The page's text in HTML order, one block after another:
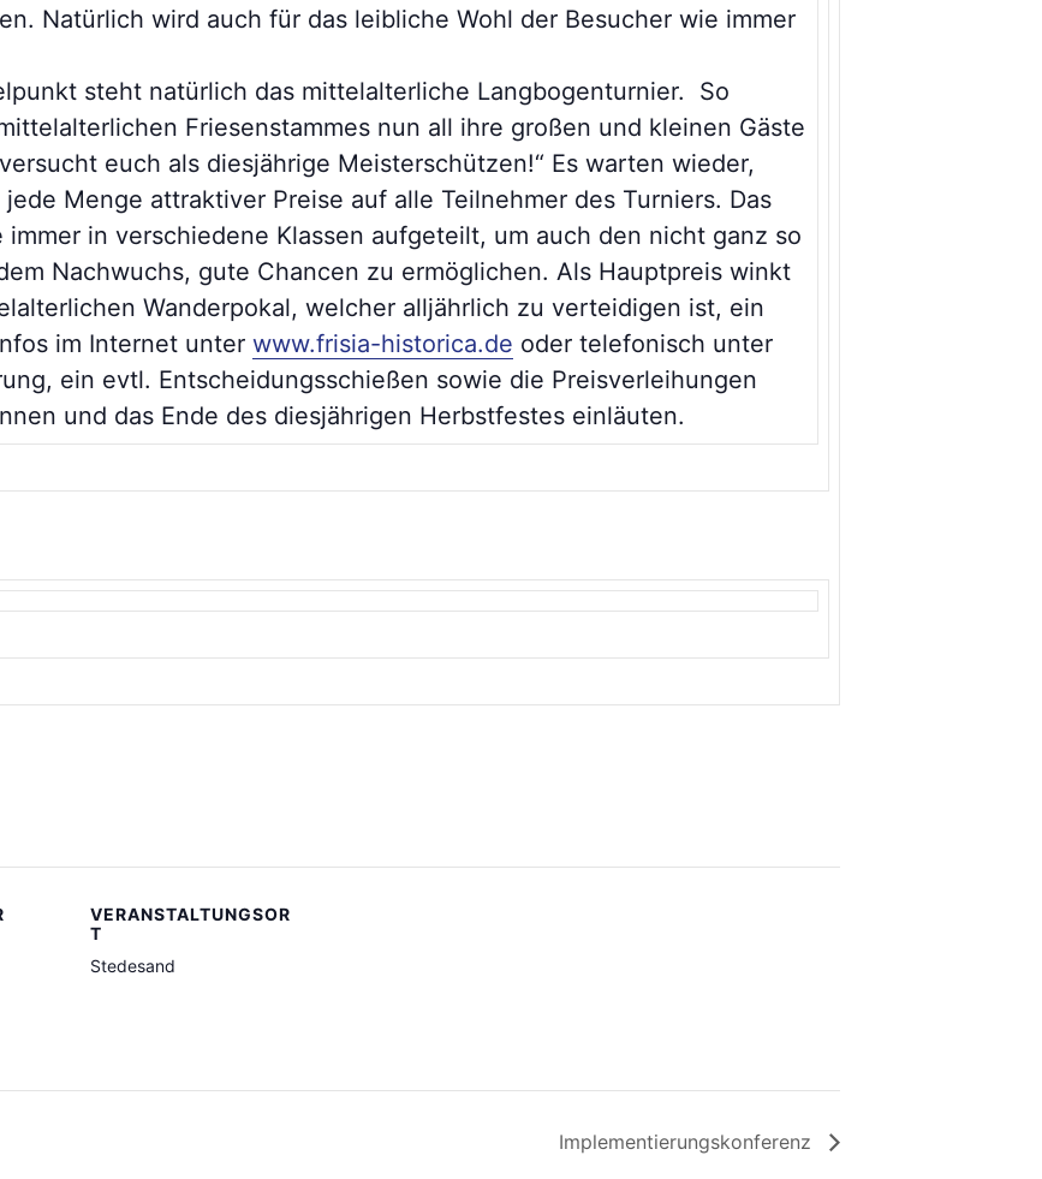
Natürlich wird auch für das leibliche Wohl der Besucher wie immer
steht natürlich das mittelalterliche Langbogenturnier. So
Friesenstammes nun all ihre großen und kleinen Gäste
euch als diesjährige Meisterschützen!“ Es warten wieder,
Menge attraktiver Preise auf alle Teilnehmer des Turniers. Das
in verschiedene Klassen aufgeteilt, um auch den nicht ganz so
Nachwuchs, gute Chancen zu ermöglichen. Als Hauptpreis winkt
Wanderpokal, welcher alljährlich zu verteidigen ist, ein
im Internet unter www.frisia-historica.de oder telefonisch unter
ein evtl. Entscheidungsschießen sowie die Preisverleihungen
und das Ende des diesjährigen Herbstfestes einläuten.
VERANSTALTUNGSOR
T
Stedesand
Implementierungskonferenz